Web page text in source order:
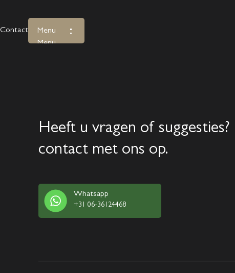
Contact
Menu
Menu
Heeft u vragen of
contact met ons op.
Whatsapp
+31 06-36124468